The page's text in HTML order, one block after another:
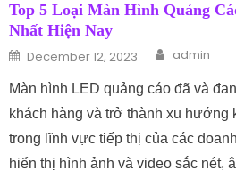
Top 5 Loại Màn Hình Quảng
Nhất Hiện Nay
Posted on
December 12, 2023 Author
admin
Màn hình LED quảng cáo đã và
khách hàng và trở thành xu hướng
trong lĩnh vực tiếp thị của các
hiển thị hình ảnh và video sắc nét,